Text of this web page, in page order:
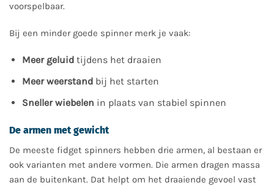
voorspelbaar.
Bij een minder goede spinner merk je vaak:
Meer geluidtijdens het draaien
Meer weerstandbij het starten
Sneller wiebelen in plaats van stabiel spinnen
De armen met gewicht
De meeste fidget spinners hebben drie armen, al bestaan er
ook varianten met andere vormen. Die armen dragen massa
aan de buitenkant. Dat helpt om het draaiende gevoel vast